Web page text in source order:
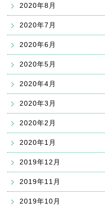
2020年8月
2020年7月
2020年6月
2020年5月
2020年4月
2020年3月
2020年2月
2020年1月
2019年12月
2019年11月
2019年10月